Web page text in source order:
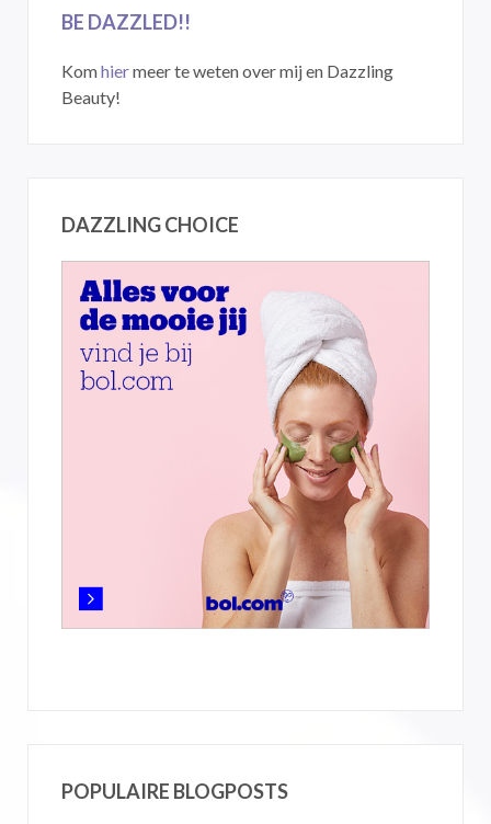
BE DAZZLED!!
Komhiermeer te weten over mij en Dazzling
Beauty!
DAZZLING CHOICE
POPULAIRE BLOGPOSTS